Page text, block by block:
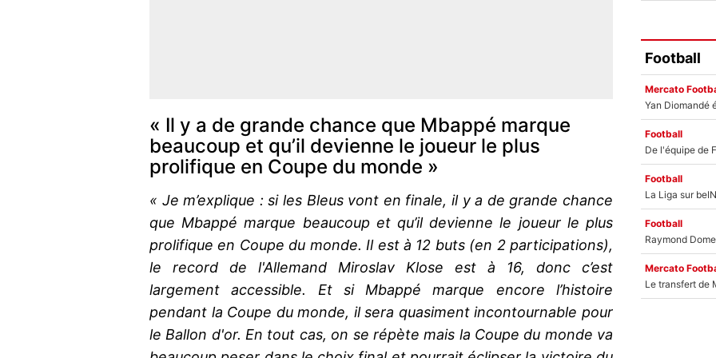
« Il y a de grande chance que Mbappé marque
beaucoup et qu’il devienne le joueur le plus
prolifique en Coupe du monde »
« Je m’explique : si les Bleus vont en finale, il y a de grande chance
que Mbappé marque beaucoup et qu’il devienne le joueur le plus
prolifique en Coupe du monde. Il est à 12 buts (en 2 participations),
le record de l'Allemand Miroslav Klose est à 16, donc c’est
largement accessible. Et si Mbappé marque encore l’histoire
pendant la Coupe du monde, il sera quasiment incontournable pour
le Ballon d'or. En tout cas, on se répète mais la Coupe du monde va
Football
Mercato
Football
Football
Football
Mercato